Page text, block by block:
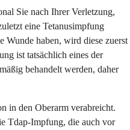
Sie nach Ihrer Verletzung,
eine Tetanusimpfung
Wunde haben, wird diese zuerst
ist tatsächlich eines der
behandelt werden, daher
in den Oberarm verabreicht.
Tdap-Impfung, die auch vor